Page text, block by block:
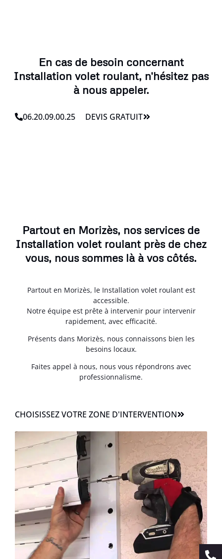
En cas de besoin concernant
Installation volet roulant, n'hésitez pas
à nous appeler.
06.20.09.00.25 DEVIS GRATUIT
Partout en Morizès, nos services de
Installation volet roulant près de chez
vous, nous sommes là à vos côtés.
Partout en Morizès, le Installation volet roulant est
accessible.
Notre équipe est prête à intervenir pour intervenir
rapidement, avec efficacité.
Présents dans Morizès, nous connaissons bien les
besoins locaux.
Faites appel à nous, nous vous répondrons avec
professionnalisme.
CHOISISSEZ VOTRE ZONE D'INTERVENTION